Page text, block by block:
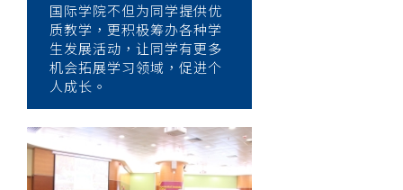
国际学院不但为同学提供优
质教学，更积极筹办各种学
生发展活动，让同学有更多
机会拓展学习领域，促进个
人成长。